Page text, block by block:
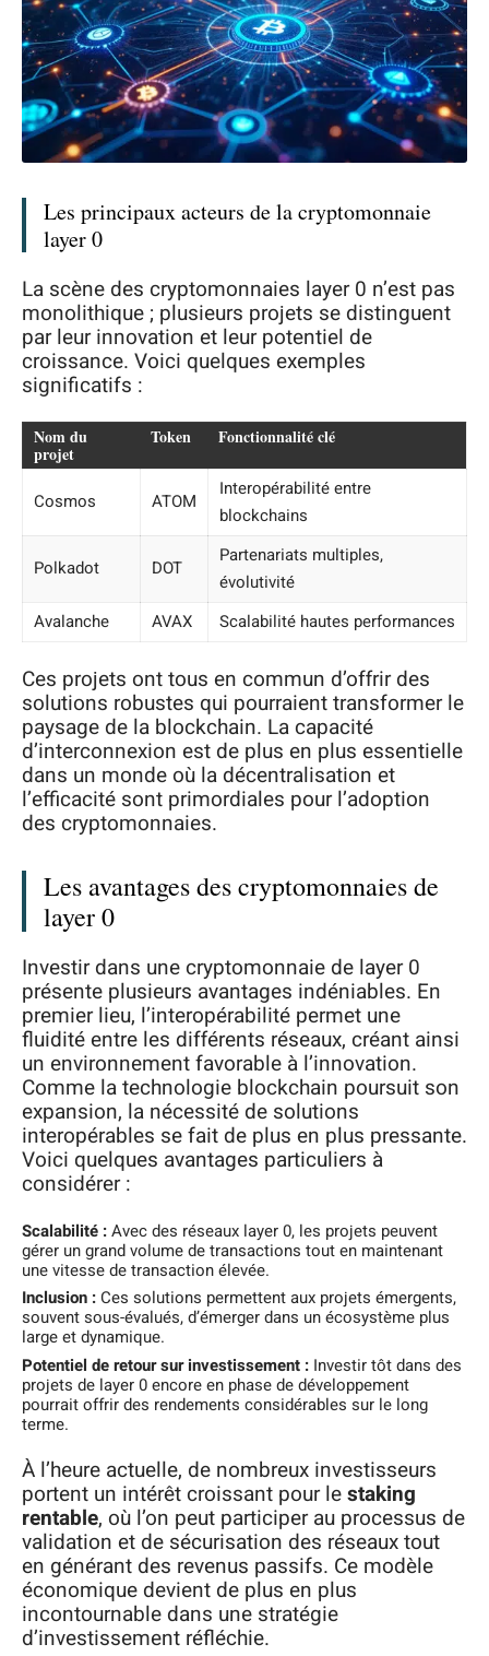
Les principaux acteurs de la cryptomonnaie
layer 0
La scène des cryptomonnaies layer 0 n’est pas
monolithique ; plusieurs projets se distinguent
par leur innovation et leur potentiel de
croissance. Voici quelques exemples
significatifs :
Nom du
projet
Token Fonctionnalité clé
Cosmos ATOM
Interopérabilité entre
blockchains
Polkadot DOT
Partenariats multiples,
évolutivité
Avalanche
AVAX Scalabilité hautes performances
Ces projets ont tous en commun d’offrir des
solutions robustes qui pourraient transformer le
paysage de la blockchain. La capacité
d’interconnexion est de plus en plus essentielle
dans un monde où la décentralisation et
l’efficacité sont primordiales pour l’adoption
des cryptomonnaies.
Les avantages des cryptomonnaies de
layer 0
Investir dans une cryptomonnaie de layer 0
présente plusieurs avantages indéniables. En
premier lieu, l’interopérabilité permet une
fluidité entre les différents réseaux, créant ainsi
un environnement favorable à l’innovation.
Comme la technologie blockchain poursuit son
expansion, la nécessité de solutions
interopérables se fait de plus en plus pressante.
Voici quelques avantages particuliers à
considérer :
Scalabilité :Avec des réseaux layer 0, les projets peuvent
gérer un grand volume de transactions tout en maintenant
une vitesse de transaction élevée.
Inclusion :Ces solutions permettent aux projets émergents,
souvent sous-évalués, d’émerger dans un écosystème plus
large et dynamique.
Potentiel de retour sur investissement : Investir tôt dans des
projets de layer 0 encore en phase de développement
pourrait offrir des rendements considérables sur le long
terme.
À l’heure actuelle, de nombreux investisseurs
portent un intérêt croissant pour lestaking
rentable, où l’on peut participer au processus de
validation et de sécurisation des réseaux tout
en générant des revenus passifs. Ce modèle
économique devient de plus en plus
incontournable dans une stratégie
d’investissement réfléchie.